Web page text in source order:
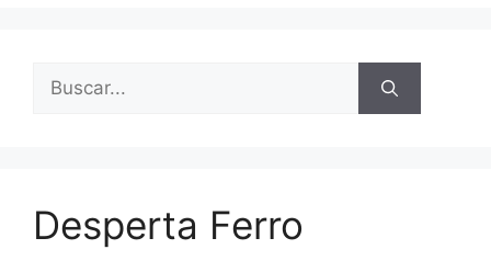
Buscar:
Desperta Ferro